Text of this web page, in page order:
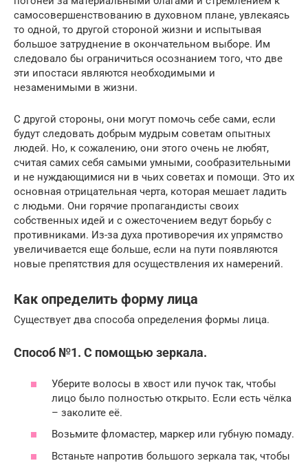
самосовершенствованию в духовном плане, увлекаясь
то одной, то другой стороной жизни и испытывая
большое затруднение в окончательном выборе. Им
следовало бы ограничиться осознанием того, что две
эти ипостаси являются необходимыми и
незаменимыми в жизни.
С другой стороны, они могут помочь себе сами, если
будут следовать добрым мудрым советам опытных
людей. Но, к сожалению, они этого очень не любят,
считая самих себя самыми умными, сообразительными
и не нуждающимися ни в чьих советах и помощи. Это их
основная отрицательная черта, которая мешает ладить
с людьми. Они горячие пропагандисты своих
собственных идей и с ожесточением ведут борьбу с
противниками. Из-за духа противоречия их упрямство
увеличивается еще больше, если на пути появляются
новые препятствия для осуществления их намерений.
Как определить форму лица
Существует два способа определения формы лица.
Способ №1. С помощью зеркала.
Уберите волосы в хвост или пучок так, чтобы
лицо было полностью открыто. Если есть чёлка
– заколите её.
Возьмите фломастер, маркер или губную помаду.
Встаньте напротив большого зеркала так, чтобы